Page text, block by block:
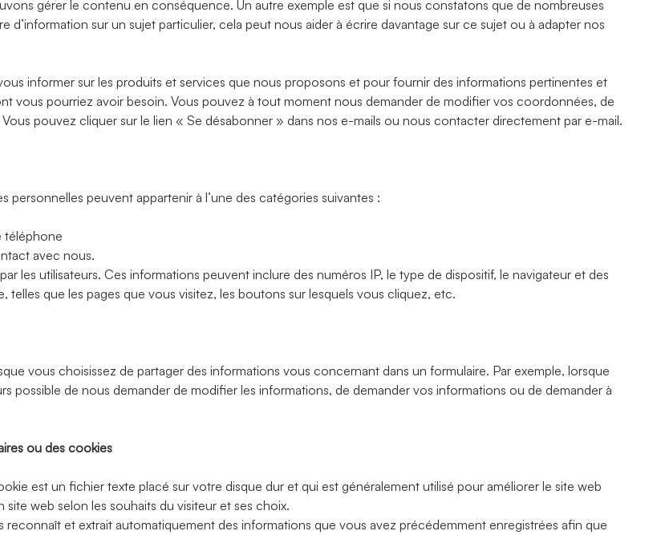
gérer le contenu en conséquence. Un autre exemple est que si nous constatons que de nombreuses
sur un sujet particulier, cela peut nous aider à écrire davantage sur ce sujet ou à adapter nos
informer sur les produits et services que nous proposons et pour fournir des informations pertinentes et
vous pourriez avoir besoin. Vous pouvez à tout moment nous demander de modifier vos coordonnées, de
pouvez cliquer sur le lien « Se désabonner » dans nos e-mails ou nous contacter directement par e-mail.
peuvent appartenir à l’une des catégories suivantes :
téléphone
avec nous.
les utilisateurs. Ces informations peuvent inclure des numéros IP, le type de dispositif, le navigateur et des
que les pages que vous visitez, les boutons sur lesquels vous cliquez, etc.
vous choisissez de partager des informations vous concernant dans un formulaire. Par exemple, lorsque
possible de nous demander de modifier les informations, de demander vos informations ou de demander à
ou des cookies
est un fichier texte placé sur votre disque dur et qui est généralement utilisé pour améliorer le site web
web selon les souhaits du visiteur et ses choix.
et extrait automatiquement des informations que vous avez précédemment enregistrées afin que